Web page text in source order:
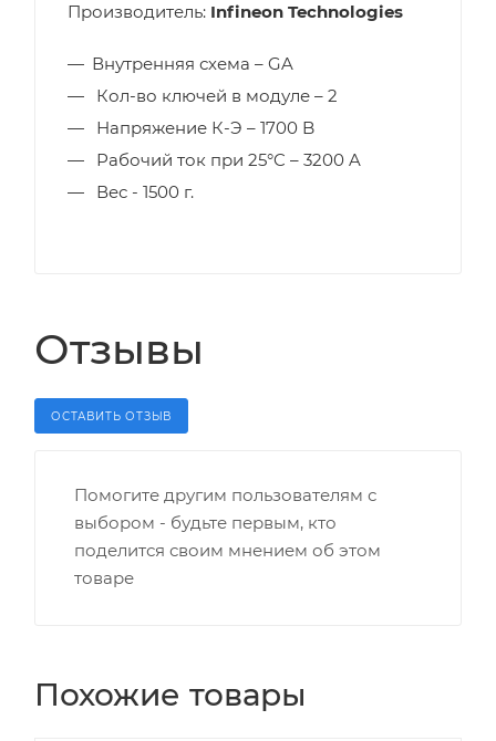
Производитель: Infineon Technologies
Внутренняя схема – GA
Кол-во ключей в модуле – 2
Напряжение К-Э – 1700 B
Рабочий ток при 25°C – 3200 A
Вес - 1500 г.
Отзывы
ОСТАВИТЬ ОТЗЫВ
Помогите другим пользователям с
выбором - будьте первым, кто
поделится своим мнением об этом
товаре
Похожие товары